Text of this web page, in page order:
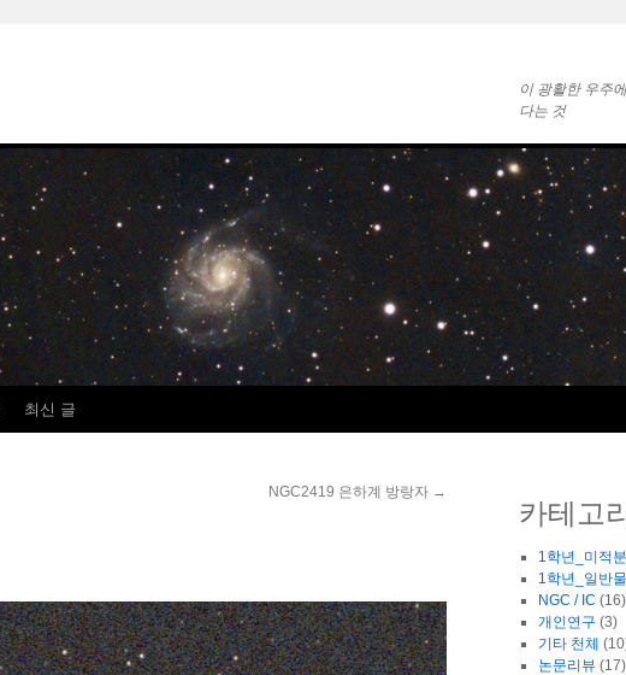
이 광활한 우주에서 ㅤㅤㅤㅤ
다는 것
최신 글
NGC2419 은하계 방랑자 →
카테고리
1학년_미적
1학년_일반
NGC / IC (16)
개인연구 (3)
기타 천체
논문리뷰 (17)